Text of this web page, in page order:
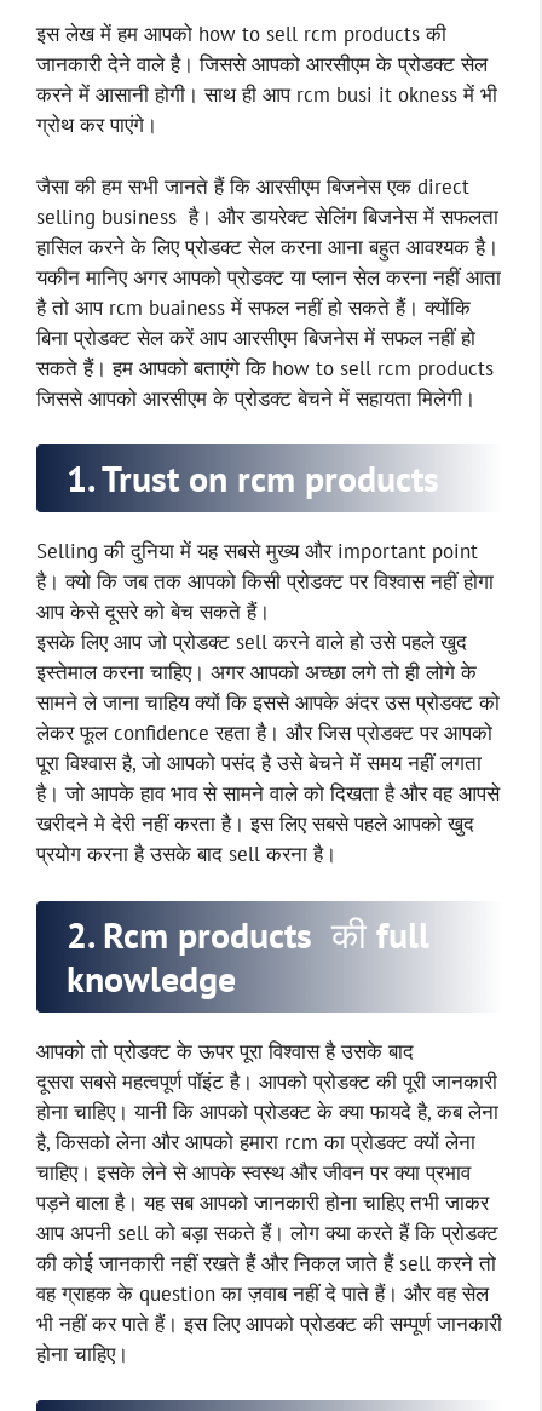
इस लेख में हम आपको how to sell rcm products की
जानकारी देने वाले है। जिससे आपको आरसीएम के प्रोडक्ट सेल
करने में आसानी होगी। साथ ही आप rcm busi it okness में भी
ग्रोथ कर पाएंगे।
जैसा की हम सभी जानते हैं कि आरसीएम बिजनेस एक direct
selling business है। और डायरेक्ट सेलिंग बिजनेस में सफलता
हासिल करने के लिए प्रोडक्ट सेल करना आना बहुत आवश्यक है।
यकीन मानिए अगर आपको प्रोडक्ट या प्लान सेल करना नहीं आता
है तो आप rcm buainess में सफल नहीं हो सकते हैं। क्योंकि
बिना प्रोडक्ट सेल करें आप आरसीएम बिजनेस में सफल नहीं हो
सकते हैं। हम आपको बताएंगे कि how to sell rcm products
जिससे आपको आरसीएम के प्रोडक्ट बेचने में सहायता मिलेगी।
1. Trust on rcm products
Selling की दुनिया में यह सबसे मुख्य और important point
है। क्यो कि जब तक आपको किसी प्रोडक्ट पर विश्वास नहीं होगा
आप केसे दूसरे को बेच सकते हैं।
इसके लिए आप जो प्रोडक्ट sell करने वाले हो उसे पहले खुद
इस्तेमाल करना चाहिए। अगर आपको अच्छा लगे तो ही लोगे के
सामने ले जाना चाहिय क्यों कि इससे आपके अंदर उस प्रोडक्ट को
लेकर फूल confidence रहता है। और जिस प्रोडक्ट पर आपको
पूरा विश्वास है, जो आपको पसंद है उसे बेचने में समय नहीं लगता
है। जो आपके हाव भाव से सामने वाले को दिखता है और वह आपसे
खरीदने मे देरी नहीं करता है। इस लिए सबसे पहले आपको खुद
प्रयोग करना है उसके बाद sell करना है।
2. Rcm products की full
knowledge
आपको तो प्रोडक्ट के ऊपर पूरा विश्वास है उसके बाद
दूसरा सबसे महत्वपूर्ण पॉइंट है। आपको प्रोडक्ट की पूरी जानकारी
होना चाहिए। यानी कि आपको प्रोडक्ट के क्या फायदे है, कब लेना
है, किसको लेना और आपको हमारा rcm का प्रोडक्ट क्यों लेना
चाहिए। इसके लेने से आपके स्वस्थ और जीवन पर क्या प्रभाव
पड़ने वाला है। यह सब आपको जानकारी होना चाहिए तभी जाकर
आप अपनी sell को बड़ा सकते हैं। लोग क्या करते हैं कि प्रोडक्ट
की कोई जानकारी नहीं रखते हैं और निकल जाते हैं sell करने तो
वह ग्राहक के question का ज़वाब नहीं दे पाते हैं। और वह सेल
भी नहीं कर पाते हैं। इस लिए आपको प्रोडक्ट की सम्पूर्ण जानकारी
होना चाहिए।